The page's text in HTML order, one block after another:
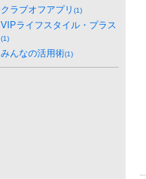
クラブオフアプリ (1)
VIPライフスタイル・プラス
(1)
みんなの活用術(1)